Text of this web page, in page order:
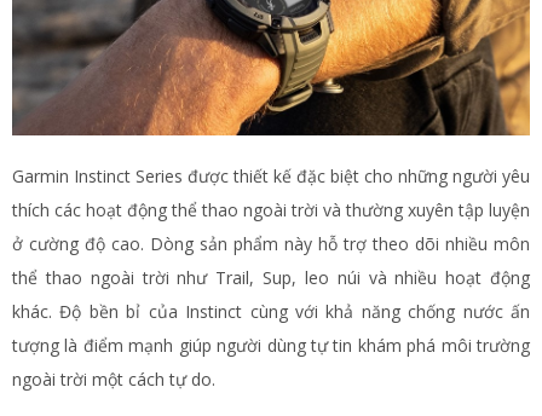
Garmin Instinct Series được thiết kế đặc biệt cho những người yêu
thích các hoạt động thể thao ngoài trời và thường xuyên tập luyện
ở cường độ cao. Dòng sản phẩm này hỗ trợ theo dõi nhiều môn
thể thao ngoài trời như Trail, Sup, leo núi và nhiều hoạt động
khác. Độ bền bỉ của Instinct cùng với khả năng chống nước ấn
tượng là điểm mạnh giúp người dùng tự tin khám phá môi trường
ngoài trời một cách tự do.